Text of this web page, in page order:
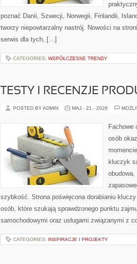
poznać Danii, Szwecji, Norwegii, Finlandii,
tworzy niepowtarzalny nastrój. Nowości na
serwis dla tych, […]
CATEGORIES: WSPÓŁCZESNE TRENDY
TESTY I RECENZJE
POSTED BY ADMIN MAJ - 21 - 2026
Fachowe
osób
kluczyk
szybkość. Strona poświęcona dorabianiu
osób, które szukają sprawdzonego punktu
samochodowymi oraz usługami związanymi z
CATEGORIES: INSPIRACJE I PROJEKTY